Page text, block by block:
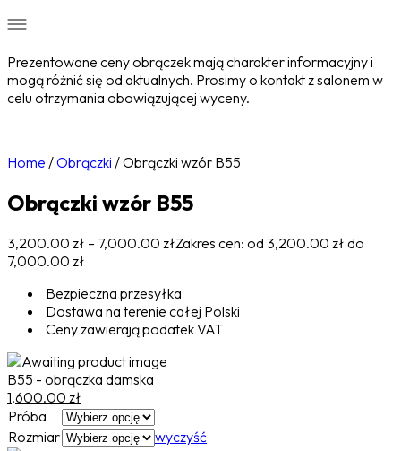
Prezentowane ceny obrączek mają charakter informacyjny i
mogą różnić się od aktualnych. Prosimy o kontakt z salonem w
celu otrzymania obowiązującej wyceny.
Home /Obrączki /Obrączki wzór B55
Obrączki wzór B55
3,200.00 zł – 7,000.00 złZakres cen: od 3,200.00 zł do
7,000.00 zł
Bezpieczna przesyłka
Dostawa na terenie całej Polski
Ceny zawierają podatek VAT
B55 - obrączka damska
1,600.00 zł
Próba
Rozmiar
wyczyść